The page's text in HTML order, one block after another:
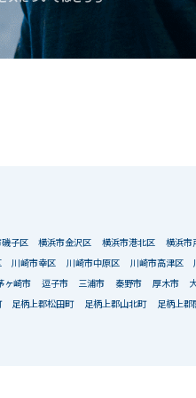
子区 横浜市金沢区 横浜市港北区 横浜市
川崎市幸区 川崎市中原区 川崎市高津区
ヶ崎市 逗子市 三浦市 秦野市 厚木市
足柄上郡松田町 足柄上郡山北町 足柄上郡